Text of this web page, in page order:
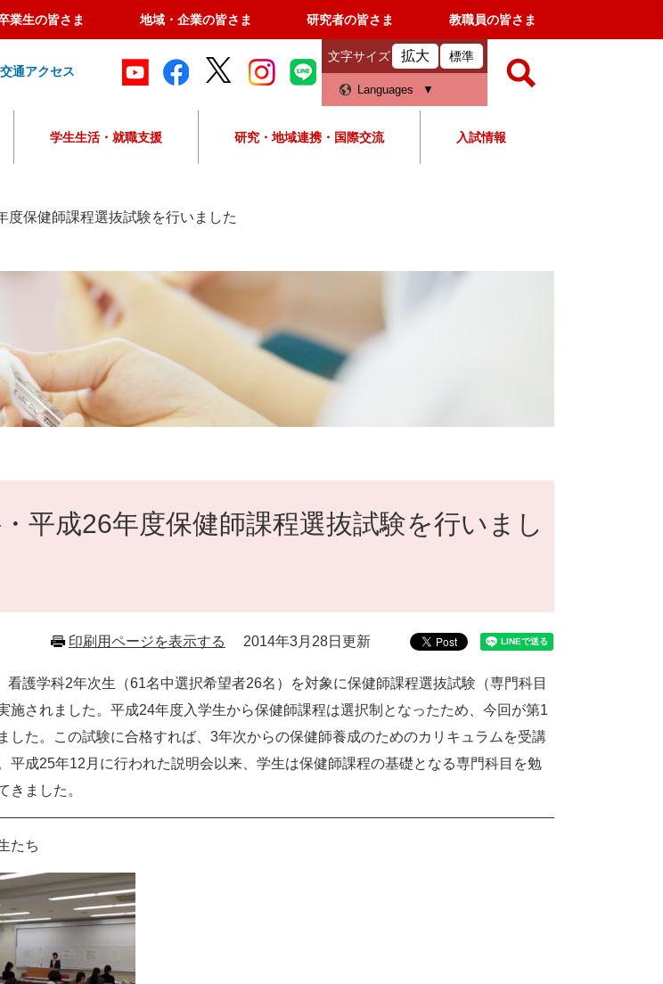
業生の皆さま 地域・企業の皆さま 研究者の皆さま 教職員の皆さま
交通アクセス
文字サイズ 拡大 標準
Languages
o
e
カ
ス
タ
ム
検
学生生活・就職支援 研究・地域連携・国際交流 入試情報
度保健師課程選抜試験を行いました
平成26年度保健師課程選抜試験を行いまし
印刷用ページを表示する 2014年3月28日更新
護学科2年次生（61名中選択希望者26名）を対象に保健師課程選抜試験（専門科目
施されました。平成24年度入学生から保健師課程は選択制となったため、今回が第1
した。この試験に合格すれば、3年次からの保健師養成のためのカリキュラムを受講
平成25年12月に行われた説明会以来、学生は保健師課程の基礎となる専門科目を勉
きました。
たち